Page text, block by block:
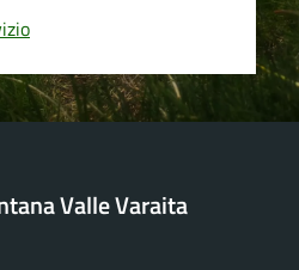
Valle Varaita